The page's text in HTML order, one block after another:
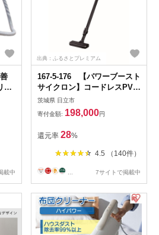
ー
載中
出典：ふるさとプレミアム
167-5-176 【パワーブースト
サイクロン】コードレスPV-
BH900SM (K)【 コードレス
HITACHI 日立 家電 茨城県 日
立市】
茨城県 日立市
寄付金額: 198,000円
還元率 28%
4.5 （140件）
7サイトで掲載中